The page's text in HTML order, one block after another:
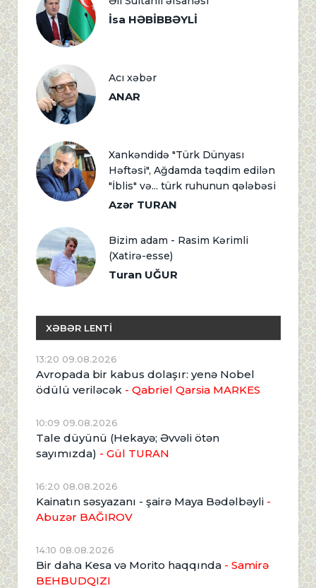
İsa HƏBİBBƏYLİ
Acı xəbər
ANAR
Xankəndidə "Türk Dünyası
Həftəsi", Ağdamda təqdim edilən
"İblis" və... türk ruhunun qələbəsi
Azər TURAN
Bizim adam - Rasim Kərimli
(Xatirə-esse)
Turan UĞUR
XƏBƏR LENTİ
13:20 09.08.2026
Avropada bir kabus dolaşır: yenə Nobel
ödülü veriləcək - Qabriel Qarsia MARKES
10:09 09.08.2026
Tale düyünü (Hekayə; Əvvəli ötən
sayımızda) - Gül TURAN
16:20 08.08.2026
Kainatın səsyazanı - şairə Maya Bədəlbəyli -
Abuzər BAĞIROV
14:10 08.08.2026
Bir daha Kesa və Morito haqqında - Samirə
BEHBUDQIZI